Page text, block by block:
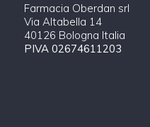
Farmacia Oberdan srl
Via Altabella 14
40126 Bologna Italia
PIVA 02674611203